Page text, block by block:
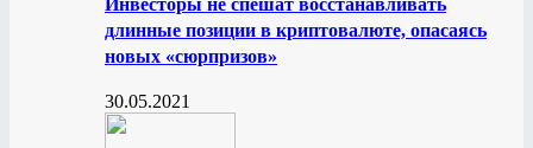
Инвесторы не спешат восстанавливать
длинные позиции в криптовалюте, опасаясь
новых «сюрпризов»
30.05.2021